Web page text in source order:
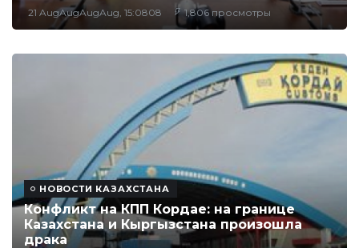
21 AugAugAugAug, 15:0808 1,806 просмотры
НОВОСТИ КАЗАХСТАНА
Конфликт на КПП Кордае: на границе
Казахстана и Кыргызстана произошла
драка